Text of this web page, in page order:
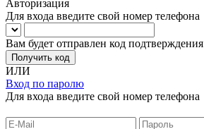
Авторизация
Для входа введите свой номер телефона
Вам будет отправлен код подтверждения
Получить код
ИЛИ
Вход по паролю
Для входа введите свой номер телефона